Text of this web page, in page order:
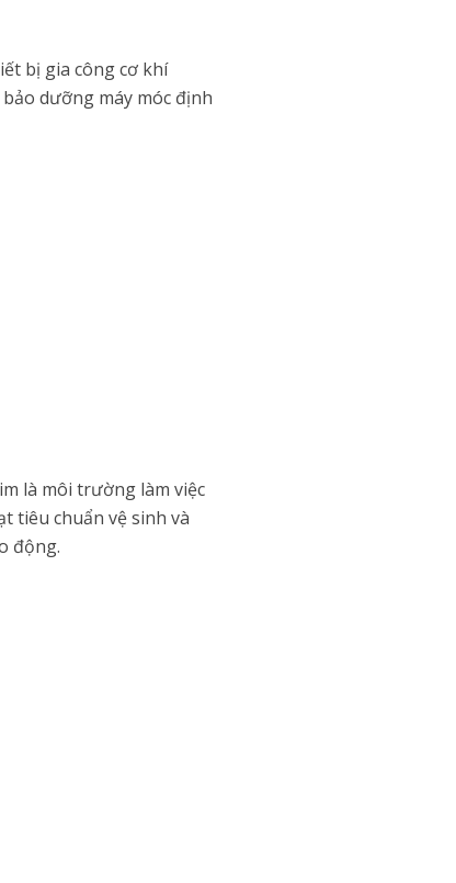
bị gia công cơ khí
dưỡng máy móc định
là môi trường làm việc
tiêu chuẩn vệ sinh và
động.